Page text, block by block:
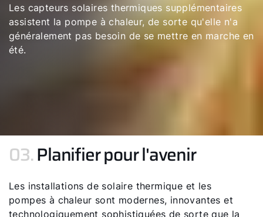
Les capteurs solaires thermiques supplémentaires
assistent la pompe à chaleur, de sorte qu'elle n'a
généralement pas besoin de se mettre en marche en
été.
03.Planifier pour l'avenir
Les installations de solaire thermique et les
pompes à chaleur sont modernes, innovantes et
technologiquement sophistiquées de sorte que la